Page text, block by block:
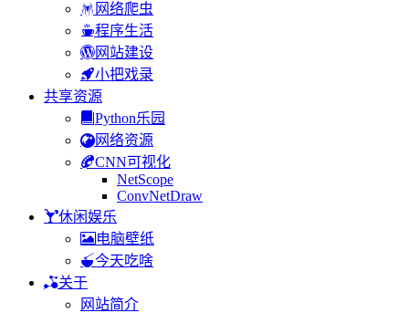
网络爬虫
程序生活
网站建设
小把戏录
共享资源
Python乐园
网络资源
CNN可视化
NetScope
ConvNetDraw
休闲娱乐
电脑壁纸
今天吃啥
关于
网站简介